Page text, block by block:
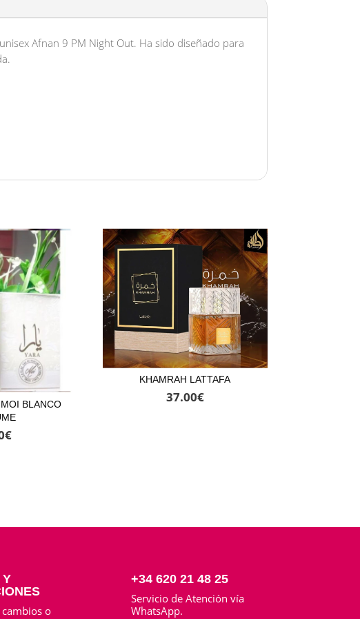
Afnan 9 PM Night Out. Ha sido diseñado para
BLANCO
€
KHAMRAH LATTAFA
37.00€
Y
o
+34 620 21 48 25
Servicio de Atención vía
WhatsApp.